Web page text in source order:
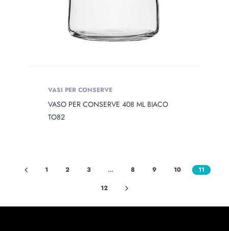
VASI PER CONSERVE
VASO PER CONSERVE 408 ML BIACO
TO82
1 2 3 … 8 9 10
11
12